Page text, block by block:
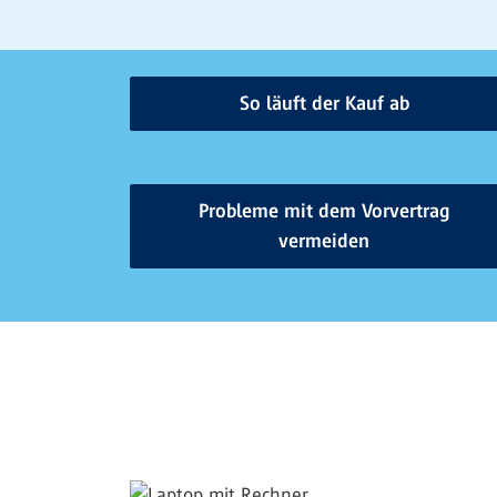
So läuft der Kauf ab
Probleme mit dem Vorvertrag
vermeiden